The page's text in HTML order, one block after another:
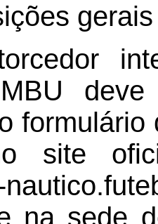
site
na sede